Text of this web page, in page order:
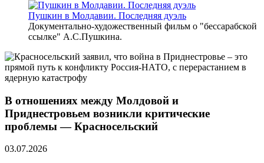
Пушкин в Молдавии. Последняя дуэль
Документально-художественный фильм о "бессарабской
ссылке" А.С.Пушкина.
В отношениях между Молдовой и
Приднестровьем возникли критические
проблемы — Красносельский
03.07.2026